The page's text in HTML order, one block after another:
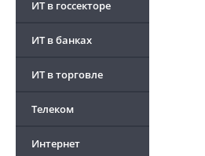
ИТ в госсекторе
ИТ в банках
ИТ в торговле
Телеком
Интернет